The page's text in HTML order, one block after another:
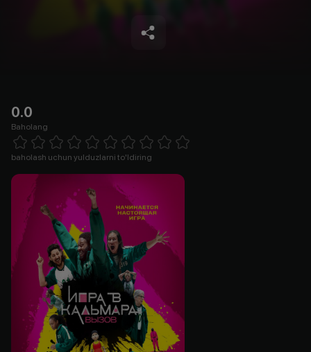
0.0
Baholang
1 Star 2 Stars 3 Stars 4 Stars5 Stars 6 Stars7 Stars8 Stars
baholash uchun yulduzlarni to'ldiring